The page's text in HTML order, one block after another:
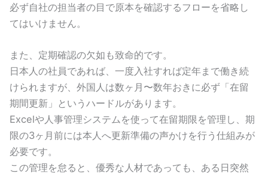
必ず自社の担当者の目で原本を確認するフローを省略し
てはいけません。
また、定期確認の欠如も致命的です。
日本人の社員であれば、一度入社すれば定年まで働き続
けられますが、外国人は数ヶ月〜数年おきに必ず「在留
期間更新」というハードルがあります。
Excelや人事管理システムを使って在留期限を管理し、期
限の3ヶ月前には本人へ更新準備の声かけを行う仕組みが
必要です。
この管理を怠ると、優秀な人材であっても、ある日突然